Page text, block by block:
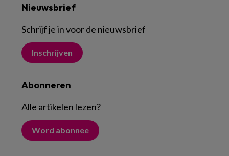
Nieuwsbrief
Schrijf je in voor de nieuwsbrief
Inschrijven
Abonneren
Alle artikelen lezen?
Word abonnee